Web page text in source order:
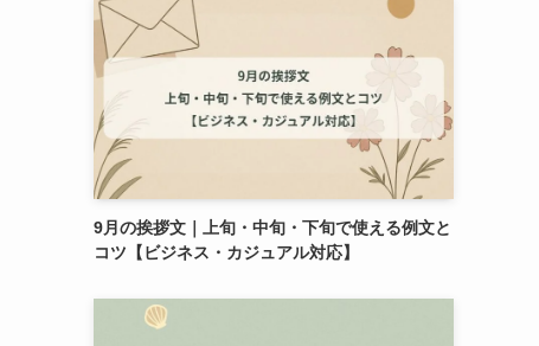
9月の挨拶文｜上旬・中旬・下旬で使える例文と
コツ【ビジネス・カジュアル対応】